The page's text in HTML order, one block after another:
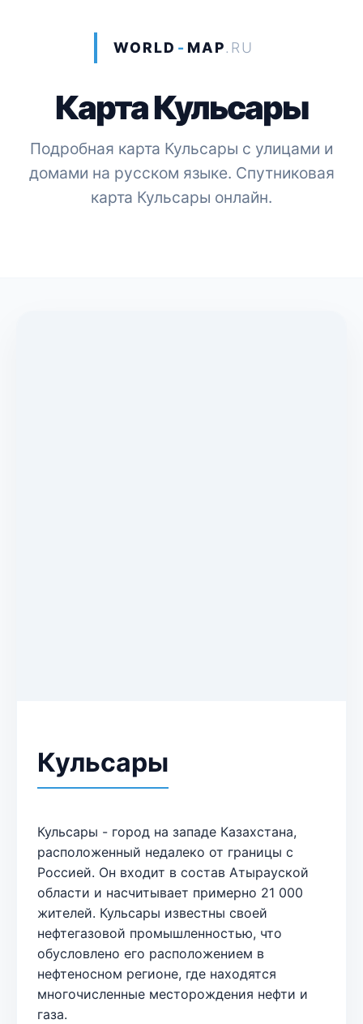
WORLD - MAP.RU
Карта Кульсары
Подробная карта Кульсары с улицами и
домами на русском языке. Спутниковая
карта Кульсары онлайн.
Кульсары
Кульсары - город на западе Казахстана,
расположенный недалеко от границы с
Россией. Он входит в состав Атырауской
области и насчитывает примерно 21 000
жителей. Кульсары известны своей
нефтегазовой промышленностью, что
обусловлено его расположением в
нефтеносном регионе, где находятся
многочисленные месторождения нефти и
газа.